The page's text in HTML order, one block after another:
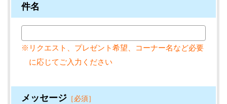
件名
※リクエスト、プレゼント希望、コーナー名など必要
に応じてご入力ください
メッセージ ［必須］